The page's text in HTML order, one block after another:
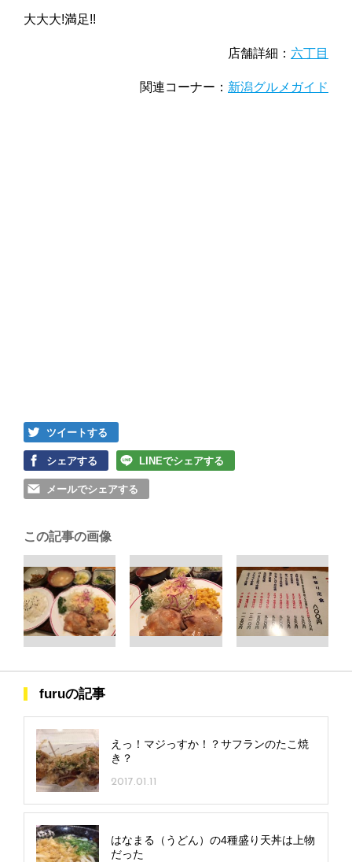
大大大!満足!!
店舗詳細： 六丁目
関連コーナー： 新潟グルメガイド
ツイートする
シェアする LINEでシェアする
メールでシェアする
この記事の画像
furuの記事
えっ！マジっすか！？サフランのたこ焼
き？
2017.01.11
はなまる（うどん）の4種盛り天丼は上物
だった